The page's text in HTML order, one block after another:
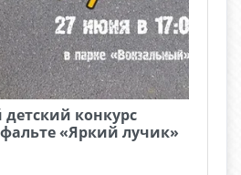
детский конкурс
«Яркий лучик»